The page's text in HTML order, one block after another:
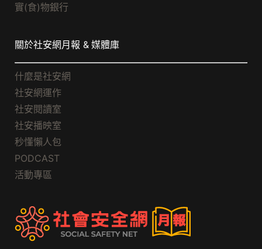
實(食)物銀行
關於社安網月報 & 媒體庫
什麼是社安網
社安網運作
社安閱讀室
社安播映室
秒懂懶人包
PODCAST
活動專區